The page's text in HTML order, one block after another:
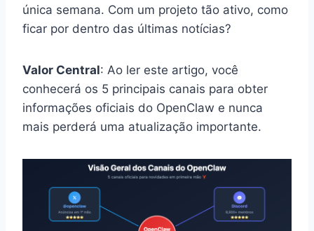
única semana. Com um projeto tão ativo, como
ficar por dentro das últimas notícias?
Valor Central: Ao ler este artigo, você
conhecerá os 5 principais canais para obter
informações oficiais do OpenClaw e nunca
mais perderá uma atualização importante.